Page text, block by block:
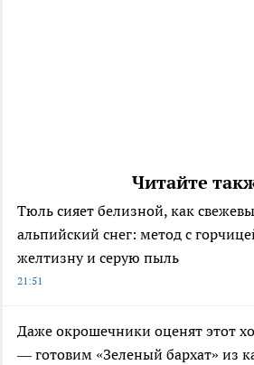
Читайте
Тюль сияет белизной, как
альпийский снег: метод с
желтизну и серую пыль
21:51
Даже окрошечники оценят этот
— готовим «Зеленый бархат» из